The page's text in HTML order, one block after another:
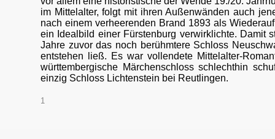
im Mittelalter, folgt mit ihren Außenwänden auch
nach einem verheerenden Brand 1893 als
ein Idealbild einer Fürstenburg verwirklichte. Damit
Jahre zuvor das noch berühmtere Schloss
entstehen ließ. Es war vollendete Mittelalter-
württembergische Märchenschloss schlechthin
einzig Schloss Lichtenstein bei Reutlingen.
1